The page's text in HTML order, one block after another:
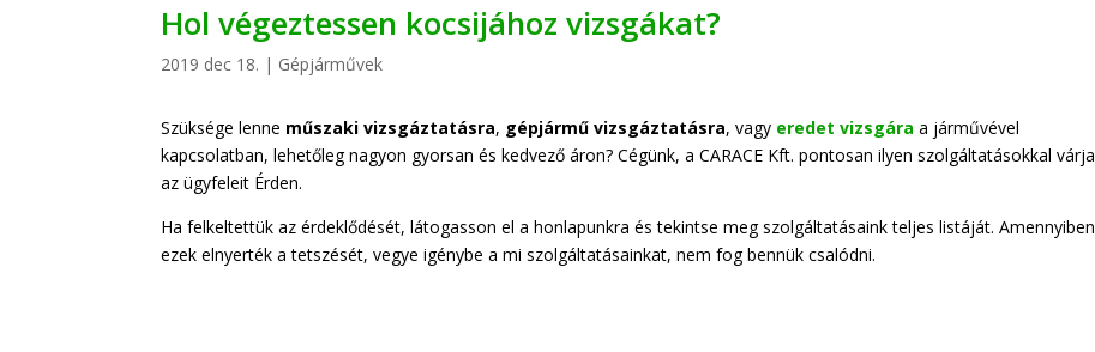
Hol végeztessen kocsijához vizsgákat?
2019 dec 18. | Gépjárművek
Szüksége lenne műszaki vizsgáztatásra, gépjármű vizsgáztatásra, vagy eredet vizsgára a járművével
kapcsolatban, lehetőleg nagyon gyorsan és kedvező áron? Cégünk, a CARACE Kft. pontosan ilyen szolgáltatásokkal várja
az ügyfeleit Érden.
Ha felkeltettük az érdeklődését, látogasson el a honlapunkra és tekintse meg szolgáltatásaink teljes listáját. Amennyiben
ezek elnyerték a tetszését, vegye igénybe a mi szolgáltatásainkat, nem fog bennük csalódni.